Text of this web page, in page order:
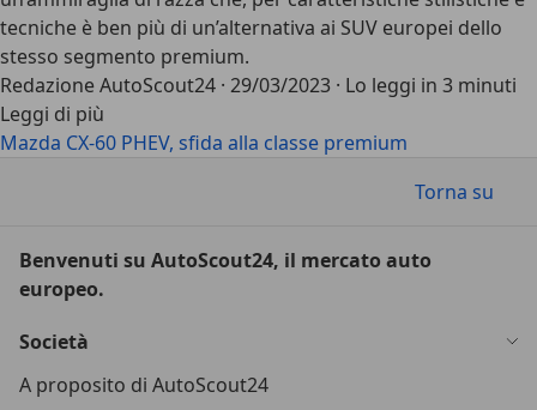
tecniche è ben più di un’alternativa ai SUV europei dello
stesso segmento premium.
Redazione AutoScout24 · 29/03/2023 · Lo leggi in 3 minuti
Leggi di più
Mazda CX-60 PHEV, sfida alla classe premium
Torna su
Benvenuti su AutoScout24, il mercato auto
europeo.
Società
A proposito di AutoScout24